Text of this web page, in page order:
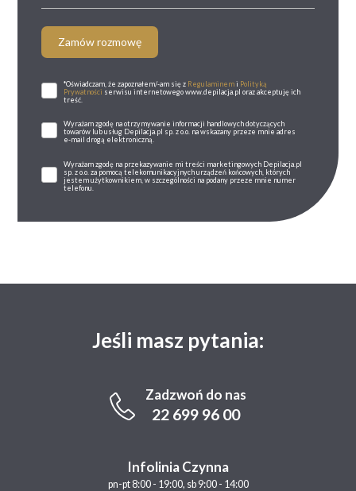
Zamów rozmowę
*Oświadczam, że zapoznałem/-am się z Regulaminemi Polityką
Prywatności serwisu internetowego www.depilacja.pl oraz akceptuję ich
treść.
Wyrażam zgodę na otrzymywanie informacji handlowych dotyczących
towarów lub usług Depilacja.pl sp. z o.o. na wskazany przeze mnie adres
e-mail drogą elektroniczną.
Wyrażam zgodę na przekazywanie mi treści marketingowych Depilacja.pl
sp. z o.o. za pomocą telekomunikacyjnych urządzeń końcowych, których
jestem użytkownikiem, w szczególności na podany przeze mnie numer
telefonu.
Jeśli masz pytania:
Zadzwoń do nas
22 699 96 00
Infolinia Czynna
pn-pt 8:00 - 19:00, sb 9:00 - 14:00